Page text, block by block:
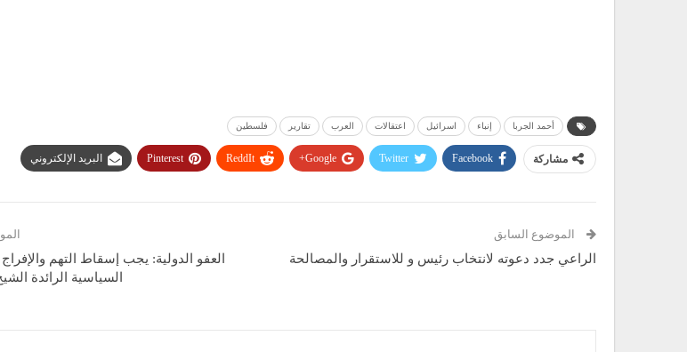
أحمد الجربا إنباء اسرائيل اعتقالات العرب تقارير فلسطين
مشاركة Facebook
Twitter
Google+
ReddIt
Pinterest البريد الإلكتروني
الموضوع السابق
الراعي جدد دعوته لانتخاب رئيس و للاستقرار والمصالحة
العفو الدولية: يجب إسقاط التهم
السياسية الرائدة